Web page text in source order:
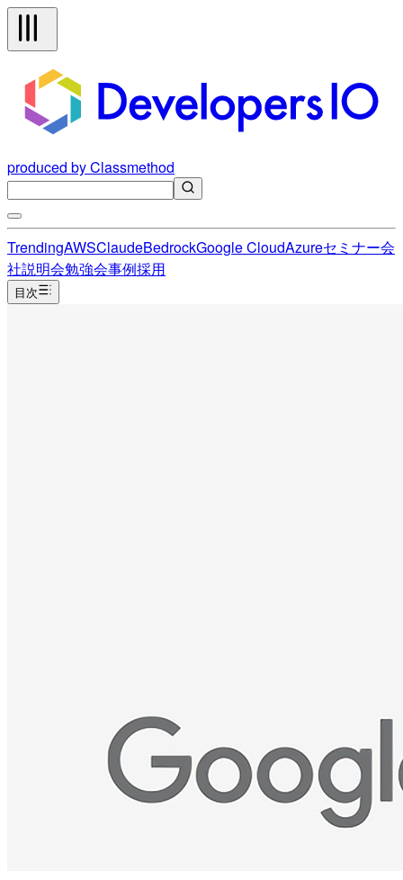
produced by Classmethod
TrendingAWSClaudeBedrockGoogle CloudAzureセミナー会
社説明会勉強会事例採用
目次